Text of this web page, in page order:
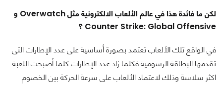
لكن ما فائدة هذا في عالم الألعاب الالكترونية مثل Overwatch و
Counter Strike: Global Offensive ؟
في الواقع تلك الألعاب تعتمد بصورة أساسية على عدد الإطارات التى
تقدمها البطاقة الرسومية فكلما زاد عدد الإطارات كلما أصبحت اللعبة
اكثر سلاسة وذلك لاعتماد الألعاب على سرعة الحركة بين الخصوم